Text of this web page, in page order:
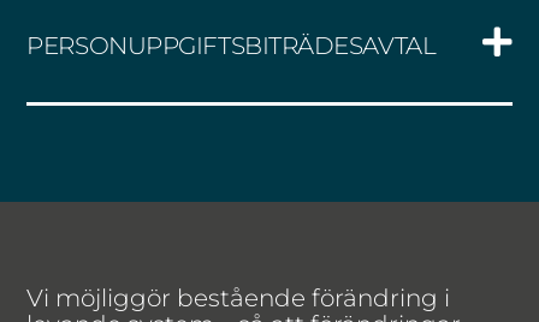
PERSONUPPGIFTSBITRÄDESAVTAL
Vi möjliggör bestående förändring i